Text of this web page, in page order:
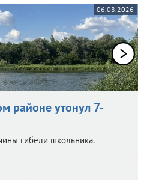
06.08.2026
районе утонул 7-
гибели школьника.